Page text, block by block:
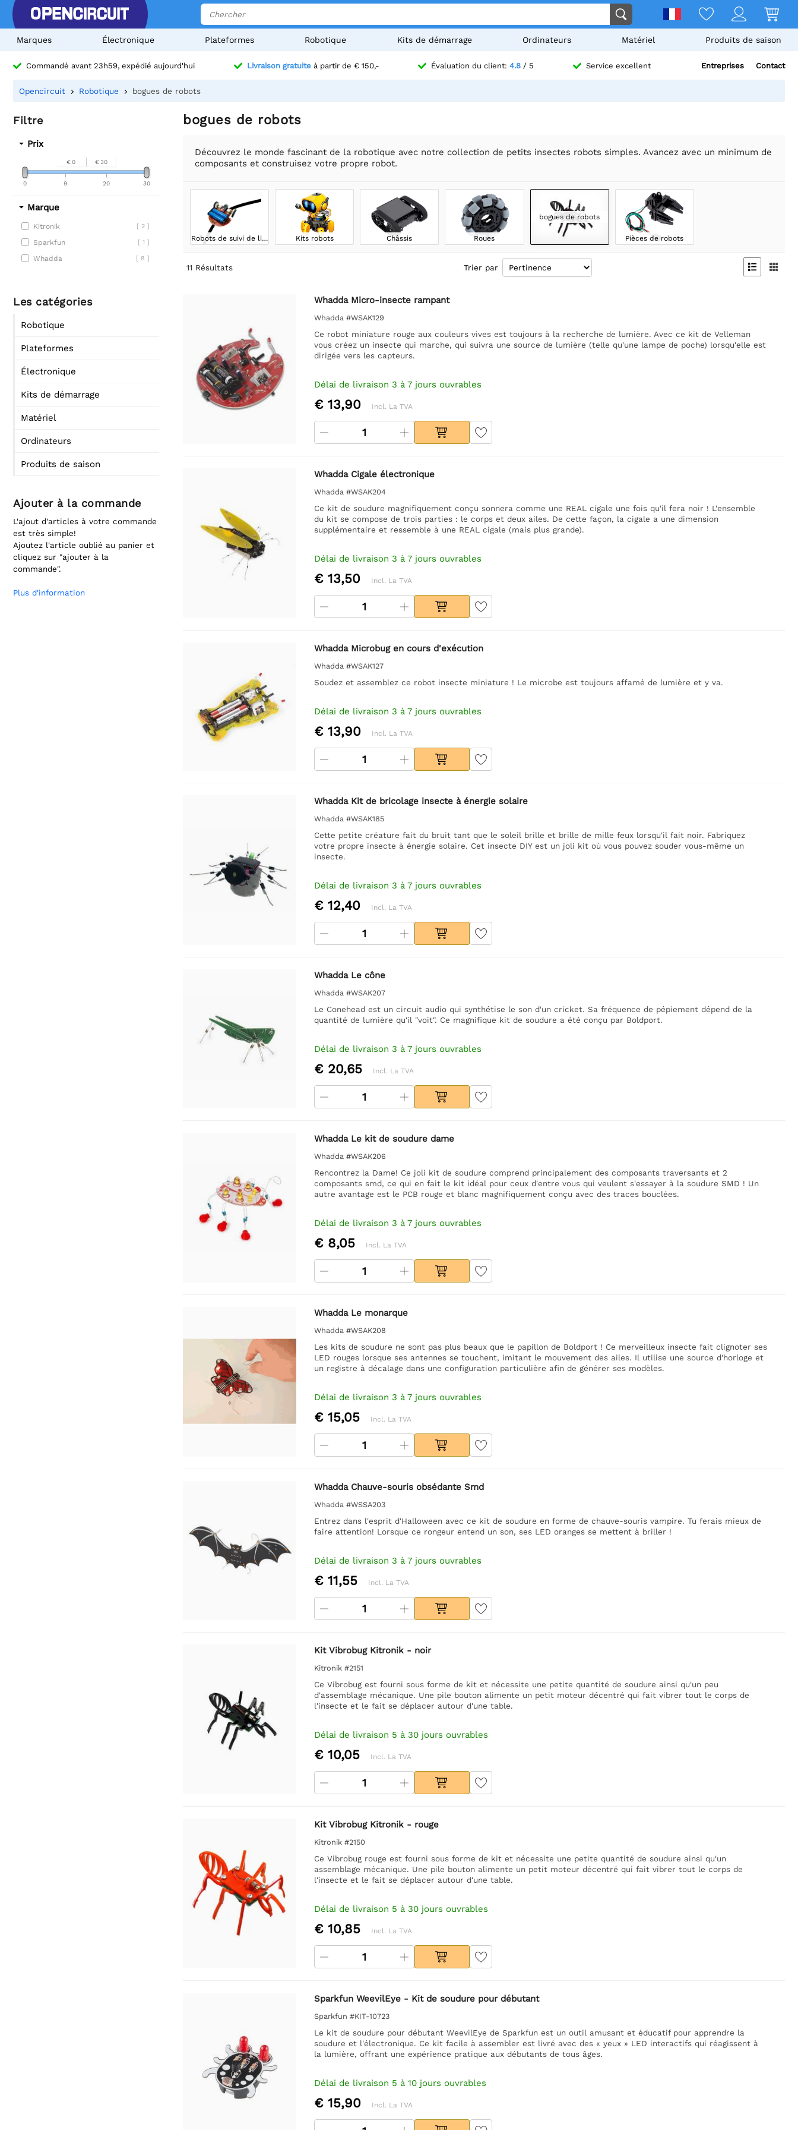
Marques Électronique Plateformes Robotique Kits de démarrage Ordinateurs Matériel Produits de saison
Commandé avant 23h59, expédié aujourd'hui Livraison gratuiteà partir de € 150,- Évaluation du client: 4.8 / 5 Service excellent Entreprises Contact
Opencircuit Robotique bogues de robots
Filtre
Prix
€ 0 € 30
0 30
9 20
Marque
Kitronik [ 2 ]
Sparkfun [ 1 ]
Whadda [ 8 ]
Les catégories
Robotique
Plateformes
Électronique
Kits de démarrage
Matériel
Ordinateurs
Produits de saison
Ajouter à la commande
L'ajout d'articles à votre commande
est très simple!
Ajoutez l'article oublié au panier et
cliquez sur "ajouter à la
commande".
Plus d'information
bogues de robots
Découvrez le monde fascinant de la robotique avec notre collection de petits insectes robots simples. Avancez avec un minimum de
composants et construisez votre propre robot.
Robots de suivi de ligne Kits robots Châssis Roues
bogues de robots
Pièces de robots
11 Résultats Trier par  
Whadda Micro-insecte rampant
Whadda #WSAK129
Ce robot miniature rouge aux couleurs vives est toujours à la recherche de lumière. Avec ce kit de Velleman
vous créez un insecte qui marche, qui suivra une source de lumière (telle qu'une lampe de poche) lorsqu'elle est
dirigée vers les capteurs.
Délai de livraison 3 à 7 jours ouvrables
€ 13,90 Incl. La TVA
Whadda Cigale électronique
Whadda #WSAK204
Ce kit de soudure magnifiquement conçu sonnera comme une REAL cigale une fois qu'il fera noir ! L'ensemble
du kit se compose de trois parties : le corps et deux ailes. De cette façon, la cigale a une dimension
supplémentaire et ressemble à une REAL cigale (mais plus grande).
Délai de livraison 3 à 7 jours ouvrables
€ 13,50 Incl. La TVA
Whadda Microbug en cours d'exécution
Whadda #WSAK127
Soudez et assemblez ce robot insecte miniature ! Le microbe est toujours affamé de lumière et y va.
Délai de livraison 3 à 7 jours ouvrables
€ 13,90 Incl. La TVA
Whadda Kit de bricolage insecte à énergie solaire
Whadda #WSAK185
Cette petite créature fait du bruit tant que le soleil brille et brille de mille feux lorsqu'il fait noir. Fabriquez
votre propre insecte à énergie solaire. Cet insecte DIY est un joli kit où vous pouvez souder vous-même un
insecte.
Délai de livraison 3 à 7 jours ouvrables
€ 12,40 Incl. La TVA
Whadda Le cône
Whadda #WSAK207
Le Conehead est un circuit audio qui synthétise le son d'un cricket. Sa fréquence de pépiement dépend de la
quantité de lumière qu'il "voit". Ce magnifique kit de soudure a été conçu par Boldport.
Délai de livraison 3 à 7 jours ouvrables
€ 20,65 Incl. La TVA
Whadda Le kit de soudure dame
Whadda #WSAK206
Rencontrez la Dame! Ce joli kit de soudure comprend principalement des composants traversants et 2
composants smd, ce qui en fait le kit idéal pour ceux d'entre vous qui veulent s'essayer à la soudure SMD ! Un
autre avantage est le PCB rouge et blanc magnifiquement conçu avec des traces bouclées.
Délai de livraison 3 à 7 jours ouvrables
€ 8,05 Incl. La TVA
Whadda Le monarque
Whadda #WSAK208
Les kits de soudure ne sont pas plus beaux que le papillon de Boldport ! Ce merveilleux insecte fait clignoter ses
LED rouges lorsque ses antennes se touchent, imitant le mouvement des ailes. Il utilise une source d'horloge et
un registre à décalage dans une configuration particulière afin de générer ses modèles.
Délai de livraison 3 à 7 jours ouvrables
€ 15,05 Incl. La TVA
Whadda Chauve-souris obsédante Smd
Whadda #WSSA203
Entrez dans l'esprit d'Halloween avec ce kit de soudure en forme de chauve-souris vampire. Tu ferais mieux de
faire attention! Lorsque ce rongeur entend un son, ses LED oranges se mettent à briller !
Délai de livraison 3 à 7 jours ouvrables
€ 11,55 Incl. La TVA
Kit Vibrobug Kitronik - noir
Kitronik #2151
Ce Vibrobug est fourni sous forme de kit et nécessite une petite quantité de soudure ainsi qu'un peu
d'assemblage mécanique. Une pile bouton alimente un petit moteur décentré qui fait vibrer tout le corps de
l'insecte et le fait se déplacer autour d'une table.
Délai de livraison 5 à 30 jours ouvrables
€ 10,05 Incl. La TVA
Kit Vibrobug Kitronik - rouge
Kitronik #2150
Ce Vibrobug rouge est fourni sous forme de kit et nécessite une petite quantité de soudure ainsi qu'un
assemblage mécanique. Une pile bouton alimente un petit moteur décentré qui fait vibrer tout le corps de
l'insecte et le fait se déplacer autour d'une table.
Délai de livraison 5 à 30 jours ouvrables
€ 10,85 Incl. La TVA
Sparkfun WeevilEye - Kit de soudure pour débutant
Sparkfun #KIT-10723
Le kit de soudure pour débutant WeevilEye de Sparkfun est un outil amusant et éducatif pour apprendre la
soudure et l'électronique. Ce kit facile à assembler est livré avec des « yeux » LED interactifs qui réagissent à
la lumière, offrant une expérience pratique aux débutants de tous âges.
Délai de livraison 5 à 10 jours ouvrables
€ 15,90 Incl. La TVA